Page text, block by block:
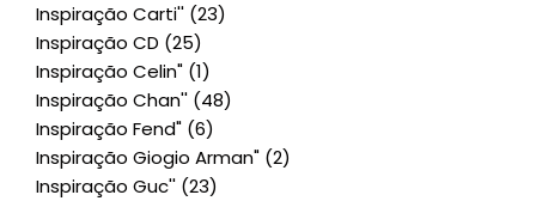
Inspiração Carti'' (23)
Inspiração CD (25)
Inspiração Celin" (1)
Inspiração Chan'' (48)
Inspiração Fend" (6)
Inspiração Giogio Arman" (2)
Inspiração Guc'' (23)